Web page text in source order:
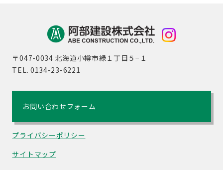
〒047-0034 北海道小樽市緑１丁目５−１
TEL. 0134-23-6221
お問い合わせフォーム
プライバシーポリシー
サイトマップ